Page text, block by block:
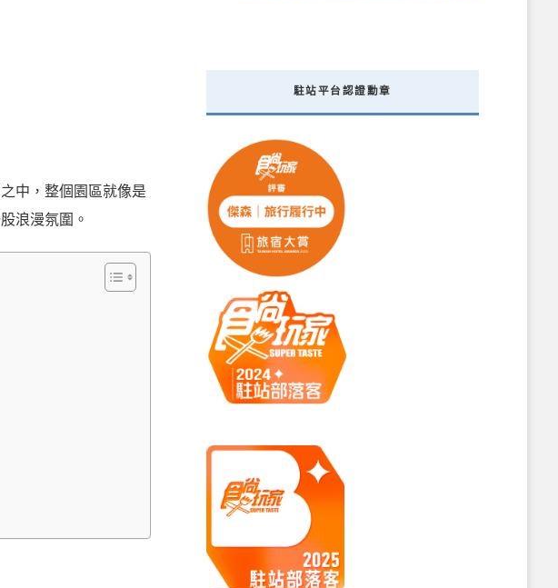
中，整個園區就像是
浪漫氛圍。
駐站平台認證勳章